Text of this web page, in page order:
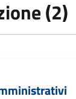
(2)